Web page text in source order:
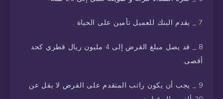
7 _ يقدم البنك للعميل تأمين على الحياة .
8 _ قد يصل مبلغ القرض إلى 4 مليون ريال قطري كحد
أقصى.
9 _ يجب أن يكون راتب المتقدم على القرض لا يقل عن